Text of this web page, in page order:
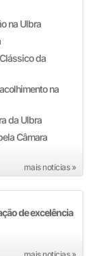
na Ulbra
da
na
da Ulbra
Câmara
mais notícias »
de excelência